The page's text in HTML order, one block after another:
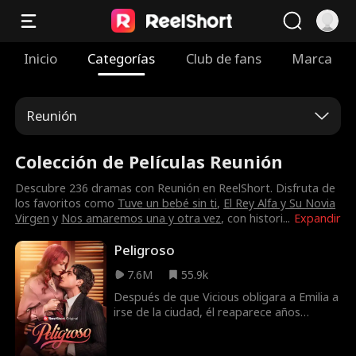
Inicio Categorías Club de fans Marca
Reunión
Colección de Películas Reunión
Expandir
Descubre 236 dramas con Reunión en ReelShort. Disfruta de
los favoritos como Tuve un bebé sin ti, El Rey Alfa y Su Novia
Virgen y Nos amaremos una y otra vez, con histori...
Peligroso
7.6M
55.9k
Después de que Vicious obligara a Emilia a
irse de la ciudad, él reaparece años